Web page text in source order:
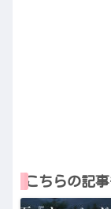
こちらの記